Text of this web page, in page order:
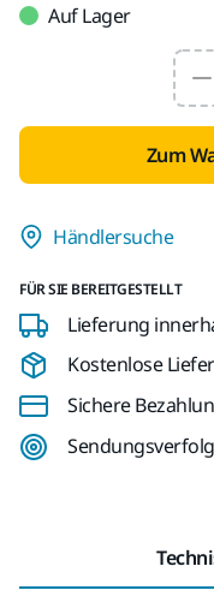
Auf Lager
Zum
Händlersuche
FÜR SIE BEREITGESTELLT
Lieferung
Kostenlose
Sichere